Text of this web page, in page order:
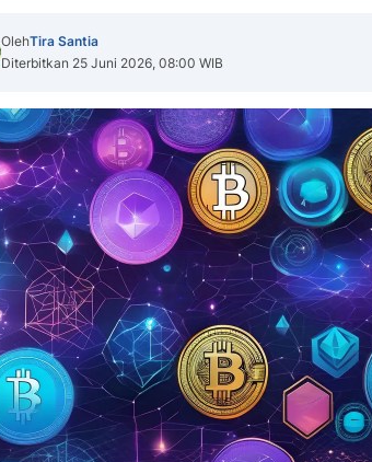
OlehTira Santia
Diterbitkan 25 Juni 2026, 08:00 WIB